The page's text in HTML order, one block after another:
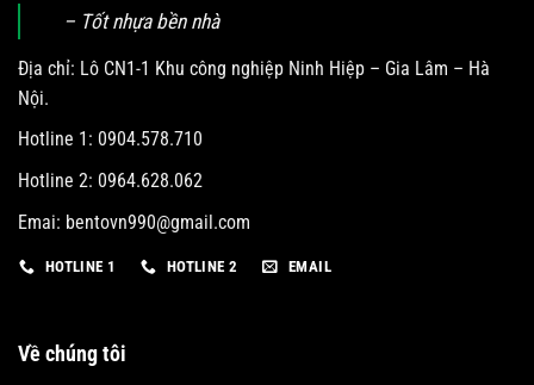
– Tốt nhựa bền nhà
Địa chỉ: Lô CN1-1 Khu công nghiệp Ninh Hiệp – Gia Lâm – Hà
Nội.
Hotline 1: 0904.578.710
Hotline 2: 0964.628.062
Emai: bentovn990@gmail.com
HOTLINE 1 HOTLINE 2 EMAIL
Về chúng tôi